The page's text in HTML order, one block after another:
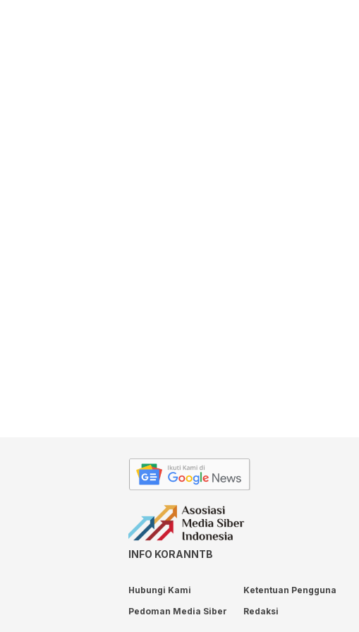
INFO KORANNTB
Hubungi Kami Ketentuan Pengguna
Pedoman Media Siber
Redaksi